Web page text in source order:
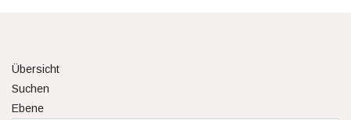
Übersicht
Suchen
Ebene